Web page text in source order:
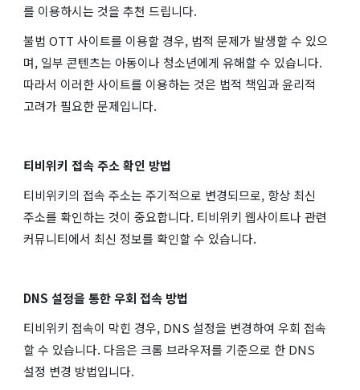
를 이용하시는 것을 추천 드립니다.
불법 OTT 사이트를 이용할 경우, 법적 문제가 발생할 수 있으
며, 일부 콘텐츠는 아동이나 청소년에게 유해할 수 있습니다.
따라서 이러한 사이트를 이용하는 것은 법적 책임과 윤리적
고려가 필요한 문제입니다.
티비위키 접속 주소 확인 방법
티비위키의 접속 주소는 주기적으로 변경되므로, 항상 최신
주소를 확인하는 것이 중요합니다. 티비위키 웹사이트나 관련
커뮤니티에서 최신 정보를 확인할 수 있습니다.
DNS 설정을 통한 우회 접속 방법
티비위키 접속이 막힌 경우, DNS 설정을 변경하여 우회 접속
할 수 있습니다. 다음은 크롬 브라우저를 기준으로 한 DNS
설정 변경 방법입니다.